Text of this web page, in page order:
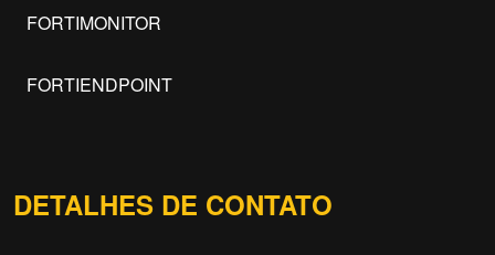
FORTIMONITOR
FORTIENDPOINT
DETALHES DE CONTATO